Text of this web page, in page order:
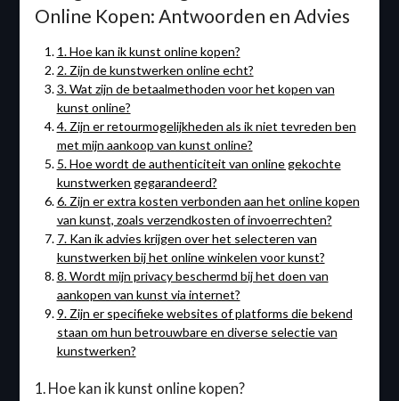
Online Kopen: Antwoorden en Advies
1. Hoe kan ik kunst online kopen?
2. Zijn de kunstwerken online echt?
3. Wat zijn de betaalmethoden voor het kopen van
kunst online?
4. Zijn er retourmogelijkheden als ik niet tevreden ben
met mijn aankoop van kunst online?
5. Hoe wordt de authenticiteit van online gekochte
kunstwerken gegarandeerd?
6. Zijn er extra kosten verbonden aan het online kopen
van kunst, zoals verzendkosten of invoerrechten?
7. Kan ik advies krijgen over het selecteren van
kunstwerken bij het online winkelen voor kunst?
8. Wordt mijn privacy beschermd bij het doen van
aankopen van kunst via internet?
9. Zijn er specifieke websites of platforms die bekend
staan om hun betrouwbare en diverse selectie van
kunstwerken?
1. Hoe kan ik kunst online kopen?